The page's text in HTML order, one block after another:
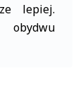
lepiej.
obydwu